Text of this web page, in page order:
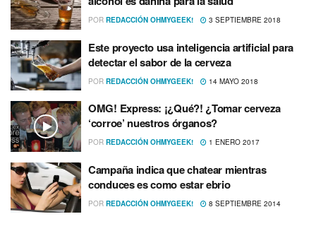
POR REDACCIÓN OHMYGEEK! 3 SEPTIEMBRE 2018
Este proyecto usa inteligencia artificial para
detectar el sabor de la cerveza
POR REDACCIÓN OHMYGEEK! 14 MAYO 2018
OMG! Express: ¡¿Qué?! ¿Tomar cerveza
‘corroe’ nuestros órganos?
POR REDACCIÓN OHMYGEEK! 1 ENERO 2017
Campaña indica que chatear mientras
conduces es como estar ebrio
POR REDACCIÓN OHMYGEEK! 8 SEPTIEMBRE 2014